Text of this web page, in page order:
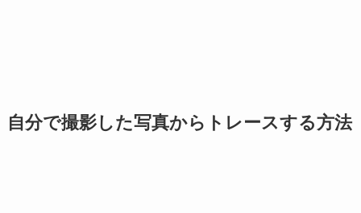
自分で撮影した写真からトレースする方法